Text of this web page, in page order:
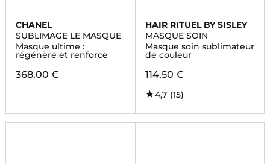
CHANEL
SUBLIMAGE LE MASQUE
Masque ultime :
régénère et renforce
368,00 €
HAIR RITUEL BY SISLEY
MASQUE SOIN
Masque soin sublimateur
de couleur
114,50 €
4,7 (15)